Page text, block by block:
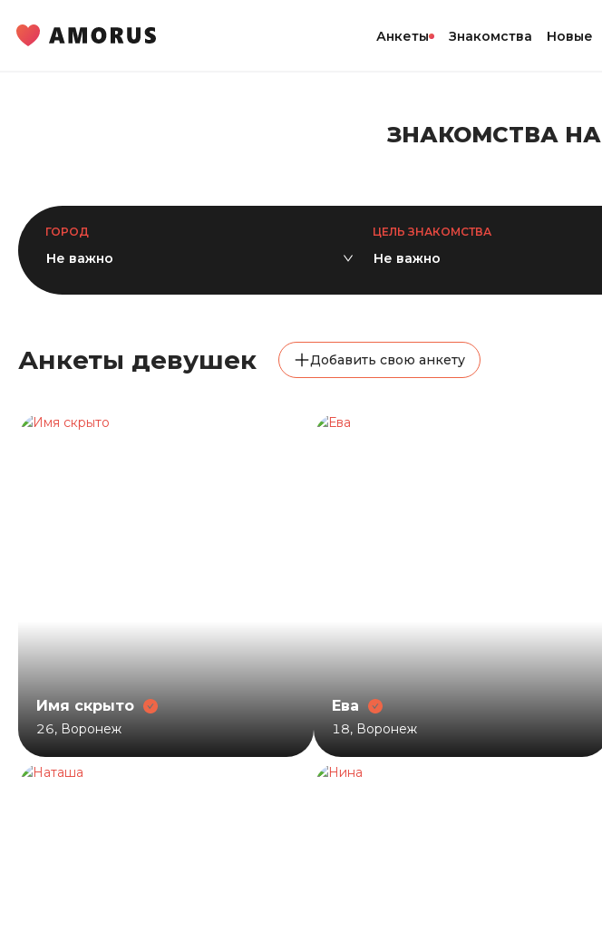
Анкеты Знакомства Новые
ЗНАКОМСТВА НА
ГОРОД
Не важно
ЦЕЛЬ ЗНАКОМСТВА
Не важно
Анкеты девушек Добавить свою анкету
Имя скрыто
26, Воронеж
Ева
18, Воронеж